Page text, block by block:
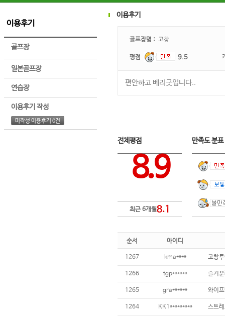
이용후기
골프장
일본골프장
연습장
이용후기 작성
미작성 이용후기 0건
이용후기
골프장명 : 고창
평점 9.5
편안하고 베리굿입니다..
전체평점
8.9
최근 6개월8.1
만족도 분
순서 아이디
1267 kma**** 고창
1266 tgp******
1265 gra******
1264 KK1********* 스트